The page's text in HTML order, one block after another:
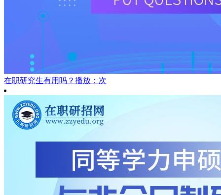
在职研究生有用吗？ 播放：次